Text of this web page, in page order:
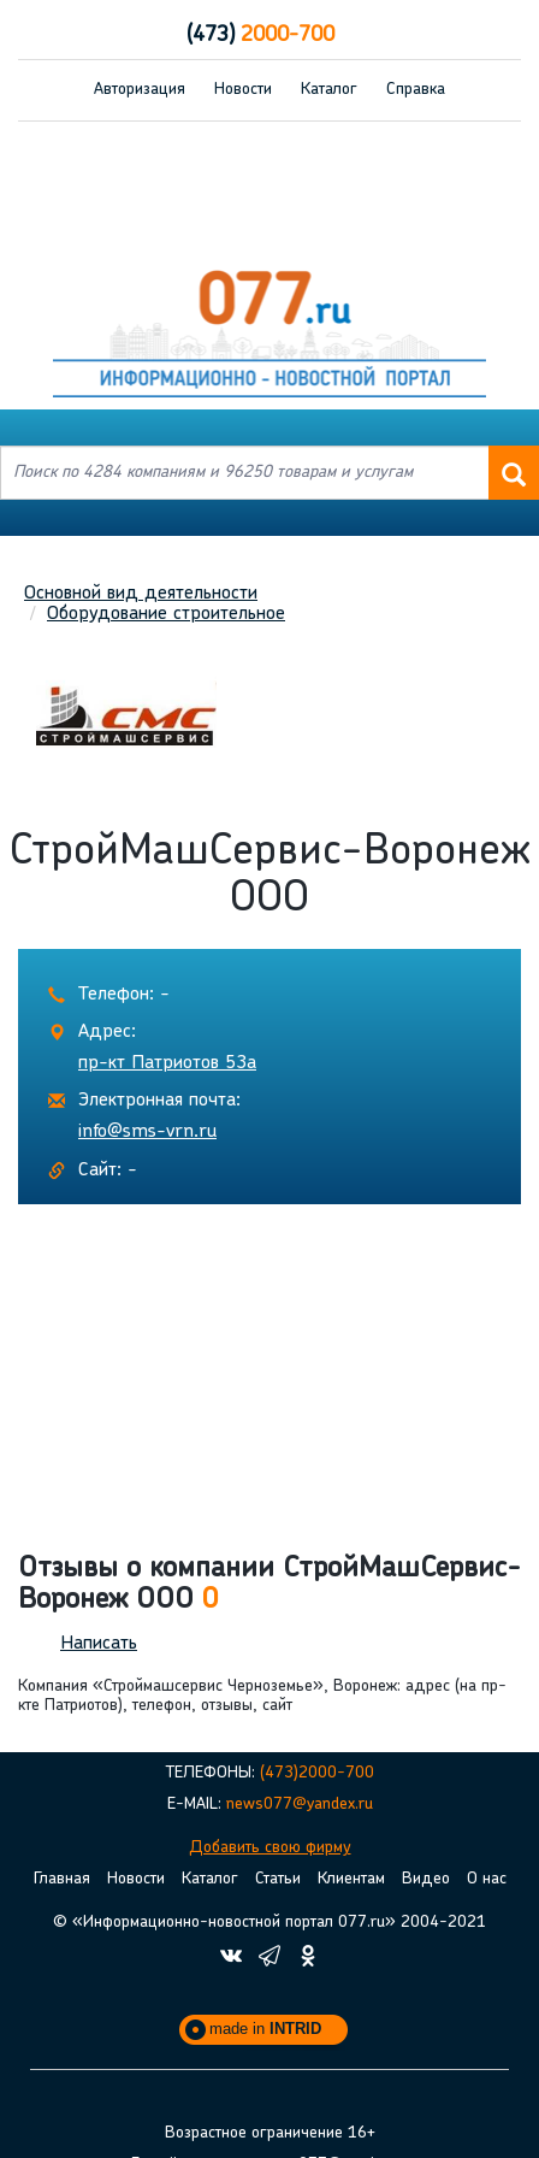
(473)2000-700
Авторизация Новости Каталог Справка
Основной вид деятельности
Оборудование строительное
СтройМашСервис-Воронеж
ООО
Телефон: -
Адрес:
пр-кт Патриотов 53а
Электронная почта:
info@sms-vrn.ru
Сайт: -
Отзывы о компании СтройМашСервис-
Воронеж ООО 0
Написать
Компания «Строймашсервис Черноземье», Воронеж: адрес (на пр-
кте Патриотов), телефон, отзывы, сайт
ТЕЛЕФОНЫ: (473)2000-700
E-MAIL: news077@yandex.ru
Добавить свою фирму
Главная
Новости Каталог Статьи Клиентам Видео О нас
© «Информационно-новостной портал 077.ru» 2004-2021
made in INTRID
Возрастное ограничение 16+